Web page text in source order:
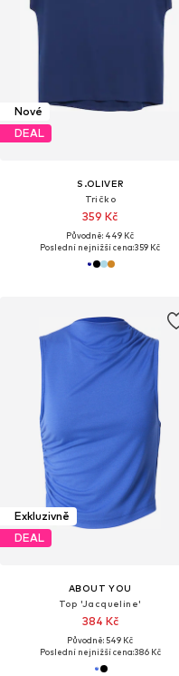
Nové
DEAL
S.OLIVER
Tričko
359 Kč
Původně: 449 Kč
Poslední nejnižší cena:359 Kč
Exkluzivně
DEAL
ABOUT YOU
Top 'Jacqueline'
384 Kč
Původně: 549 Kč
Poslední nejnižší cena:386 Kč